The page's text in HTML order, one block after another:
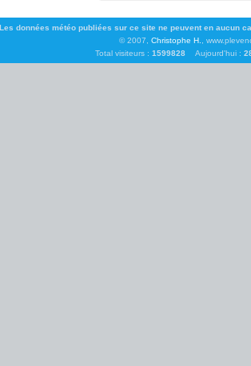
Les données météo publiées sur ce site ne peuvent en aucun
© 2007,Christophe H.,
Total visiteurs : 1599828 Aujourd'hui :